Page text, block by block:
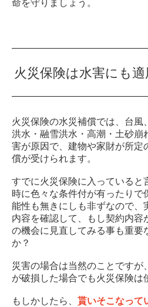
命を守りましょう。
火災保険は水害にも
火災保険の水災補償では、台風
洪水・融雪洪水・高潮・土砂崩
害が原因で、建物や家財が所定
償が受けられます。
すでに火災保険に入っていると
時に色々な条件付が有ったりで
能性も無きにしも非ずなので、
内容を確認して、もし契約内容
の機会に見直してみる事も重要
か？
災害の場合は当然のことですが
が破損した場合でも火災保険は
もしかしたら、 貰いそこなって